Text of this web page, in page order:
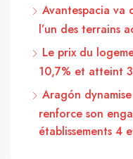
Avantespacia va
l’un des terrains
Le prix du
10,7% et atteint
Aragón
renforce son
établissements 4